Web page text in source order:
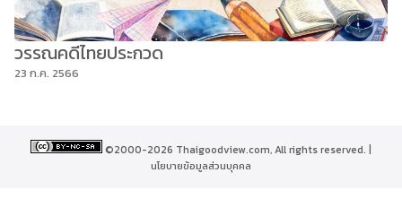
วรรณคดีไทยประกวด
23 ก.ค. 2566
©2000-2026 Thaigoodview.com, All rights reserved. |
นโยบายข้อมูลส่วนบุคคล